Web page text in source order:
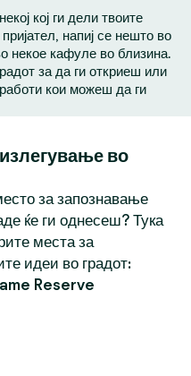
кој ги дели твоите
напиј се нешто во
некое кафуле во близина.
за да ги откриеш или
кои можеш да ги
во
за запознавање
ќе ги однесеш? Тука
места за
идеи во градот:
Reserve